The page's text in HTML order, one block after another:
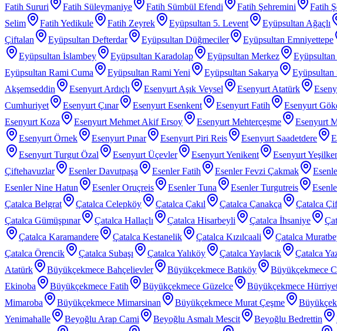
Fatih Sururi
Fatih Süleymaniye Fatih Sümbül Efendi Fatih Şehremini Fatih
Selim
Fatih Yedikule Fatih Zeyrek Eyüpsultan 5. Levent Eyüpsultan Ağaçlı
Çiftalan
Eyüpsultan Defterdar Eyüpsultan Düğmeciler Eyüpsultan Emniyettepe
Eyüpsultan İslambey
Eyüpsultan Karadolap Eyüpsultan Merkez
Eyüpsultan Rami Cuma
Eyüpsultan Rami Yeni Eyüpsultan Sakarya Eyüpsultan
Akşemseddin
Esenyurt Ardıçlı Esenyurt Aşık Veysel Esenyurt Atatürk
Cumhuriyet
Esenyurt Çınar Esenyurt Esenkent Esenyurt Fatih Esenyurt
Esenyurt Koza
Esenyurt Mehmet Akif Ersoy Esenyurt Mehterçeşme Esenyurt
Esenyurt Örnek
Esenyurt Pınar Esenyurt Piri Reis Esenyurt Saadetdere
Esenyurt Turgut Özal
Esenyurt Üçevler Esenyurt Yenikent Esenyurt
Çiftehavuzlar
Esenler Davutpaşa Esenler Fatih Esenler Fevzi Çakmak
Esenler Nine Hatun
Esenler Oruçreis Esenler Tuna Esenler Turgutreis
Çatalca Belgrat
Çatalca Celepköy Çatalca Çakıl Çatalca Çanakça Çatalca
Çatalca Gümüşpınar
Çatalca Hallaçlı Çatalca Hisarbeyli Çatalca İhsaniye
Çatalca Karamandere
Çatalca Kestanelik Çatalca Kızılcaali Çatalca
Çatalca Örencik
Çatalca Subaşı Çatalca Yalıköy Çatalca Yaylacık Çatalca
Atatürk
Büyükçekmece Bahçelievler Büyükçekmece Batıköy Büyükçekmece
Ekinoba
Büyükçekmece Fatih Büyükçekmece Güzelce Büyükçekmece
Mimaroba
Büyükçekmece Mimarsinan Büyükçekmece Murat Çeşme
Yenimahalle
Beyoğlu Arap Cami Beyoğlu Asmalı Mescit Beyoğlu Bedrettin